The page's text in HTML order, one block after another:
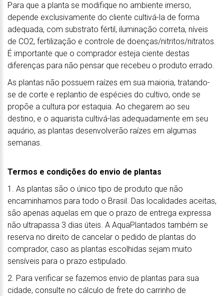
Para que a planta se modifique no ambiente imerso,
depende exclusivamente do cliente cultivá-la de forma
adequada, com substrato fértil, iluminação correta, níveis
de CO2, fertilização e controle de doenças/nitritos/nitratos.
É importante que o comprador esteja ciente destas
diferenças para não pensar que recebeu o produto errado.
As plantas não possuem raízes em sua maioria, tratando-
se de corte e replantio de espécies do cultivo, onde se
propõe a cultura por estaquia. Ao chegarem ao seu
destino, e o aquarista cultivá-las adequadamente em seu
aquário, as plantas desenvolverão raízes em algumas
semanas.
Termos e condições do envio de plantas
1. As plantas são o único tipo de produto que não
encaminhamos para todo o Brasil. Das localidades aceitas,
são apenas aquelas em que o prazo de entrega expressa
não ultrapassa 3 dias úteis. A AquaPlantados também se
reserva no direito de cancelar o pedido de plantas do
comprador, caso as plantas escolhidas sejam muito
sensíveis para o prazo estipulado.
2. Para verificar se fazemos envio de plantas para sua
cidade, consulte no cálculo de frete do carrinho de